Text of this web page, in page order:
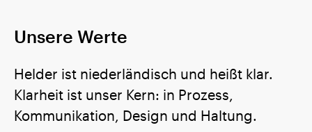
Unsere Werte
Helder ist niederländisch und heißt klar.
Klarheit ist unser Kern: in Prozess,
Kommunikation, Design und Haltung.